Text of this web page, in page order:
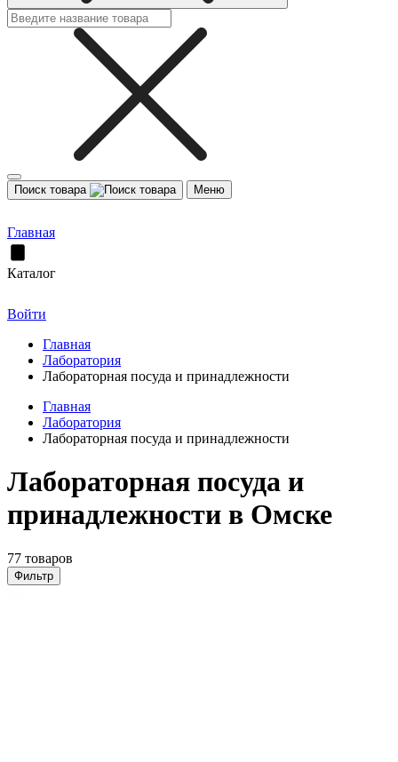
Поиск товара Меню
Главная
Каталог
Войти
Главная
Лаборатория
Лабораторная посуда и принадлежности
Главная
Лаборатория
Лабораторная посуда и принадлежности
Лабораторная посуда и
принадлежности в Омске
77 товаров
Фильтр